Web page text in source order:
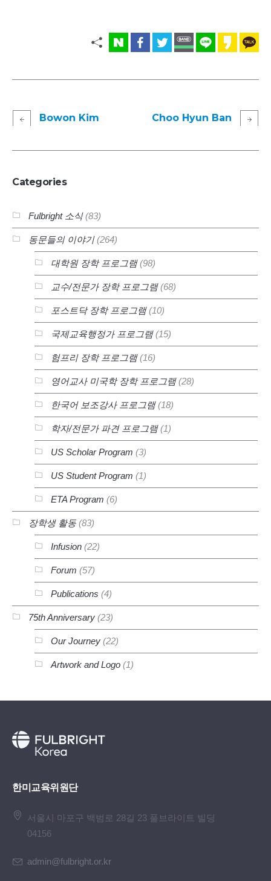
Bowon Kim Choo Hyun Ban
Categories
Fulbright 소식(83)
동문들의 이야기(264)
대학원 장학 프로그램(98)
교수/전문가 장학 프로그램(68)
포스트닥 장학 프로그램(10)
국제교육행정가 프로그램(15)
험프리 장학 프로그램(16)
영어교사 미국학 장학 프로그램(28)
한국어 보조강사 프로그램(18)
학자/전문가 파견 프로그램(1)
US Scholar Program (3)
US Student Program (1)
ETA Program (6)
장학생 활동 (83)
Infusion (22)
Forum (57)
Publications (4)
75th Anniversary (23)
Our Journey (22)
Artwork and Logo (1)
한미교육위원단
서울시 마포구 백범로 28길 23 풀브라이트 빌딩
04156
admin@fulbright.or.kr